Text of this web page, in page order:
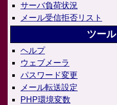
サーバ負荷状況
メール受信拒否リスト
ツール
ヘルプ
ウェブメーラ
パスワード変更
メール転送設定
PHP環境変数